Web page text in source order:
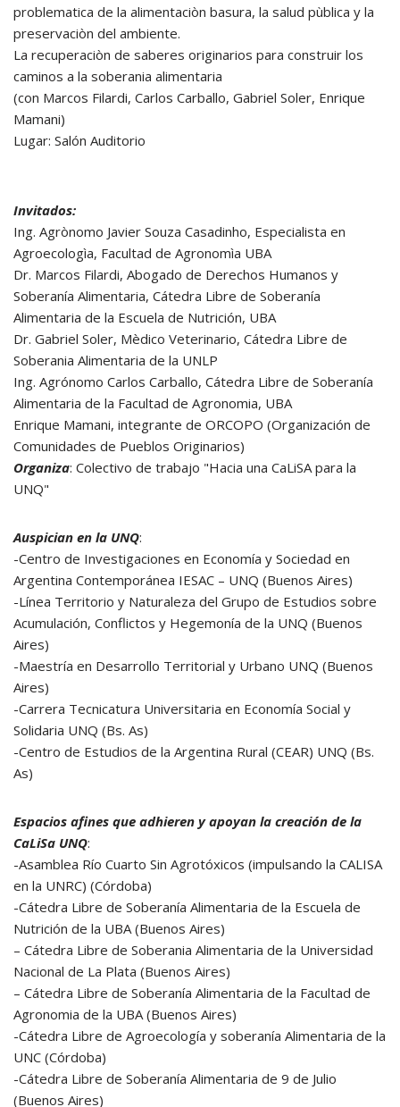
problematica de la alimentaciòn basura, la salud pùblica y la
preservaciòn del ambiente.
La recuperaciòn de saberes originarios para construir los
caminos a la soberania alimentaria
(con Marcos Filardi, Carlos Carballo, Gabriel Soler, Enrique
Mamani)
Lugar: Salón Auditorio
Invitados:
Ing. Agrònomo Javier Souza Casadinho, Especialista en
Agroecologìa, Facultad de Agronomìa UBA
Dr. Marcos Filardi, Abogado de Derechos Humanos y
Soberanía Alimentaria, Cátedra Libre de Soberanía
Alimentaria de la Escuela de Nutrición, UBA
Dr. Gabriel Soler, Mèdico Veterinario, Cátedra Libre de
Soberania Alimentaria de la UNLP
Ing. Agrónomo Carlos Carballo, Cátedra Libre de Soberanía
Alimentaria de la Facultad de Agronomia, UBA
Enrique Mamani, integrante de ORCOPO (Organización de
Comunidades de Pueblos Originarios)
Organiza: Colectivo de trabajo "Hacia una CaLiSA para la
UNQ"
Auspician en la UNQ:
-Centro de Investigaciones en Economía y Sociedad en
Argentina Contemporánea IESAC – UNQ (Buenos Aires)
-Línea Territorio y Naturaleza del Grupo de Estudios sobre
Acumulación, Conflictos y Hegemonía de la UNQ (Buenos
Aires)
-Maestría en Desarrollo Territorial y Urbano UNQ (Buenos
Aires)
-Carrera Tecnicatura Universitaria en Economía Social y
Solidaria UNQ (Bs. As)
-Centro de Estudios de la Argentina Rural (CEAR) UNQ (Bs.
As)
Espacios afines que adhieren y apoyan la creación de la
CaLiSa UNQ:
-Asamblea Río Cuarto Sin Agrotóxicos (impulsando la CALISA
en la UNRC) (Córdoba)
-Cátedra Libre de Soberanía Alimentaria de la Escuela de
Nutrición de la UBA (Buenos Aires)
– Cátedra Libre de Soberania Alimentaria de la Universidad
Nacional de La Plata (Buenos Aires)
– Cátedra Libre de Soberanía Alimentaria de la Facultad de
Agronomia de la UBA (Buenos Aires)
-Cátedra Libre de Agroecología y soberanía Alimentaria de la
UNC (Córdoba)
-Cátedra Libre de Soberanía Alimentaria de 9 de Julio
(Buenos Aires)